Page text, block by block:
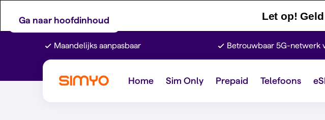
Let op!
Ga naar hoofdinhoud
Maandelijks aanpasbaar Betrouwbaar 5G-netwerk
Home Sim Only Prepaid Telefoons